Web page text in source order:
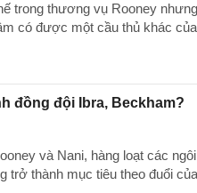
trong thương vụ Rooney
có được một cầu thủ khác
đồng đội Ibra, Beckham?
và Nani, hàng loạt các
trở thành mục tiêu theo đuổi